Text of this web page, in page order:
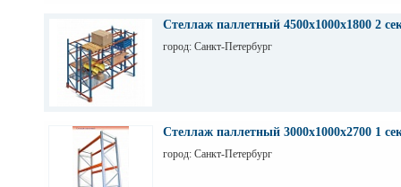
Стеллаж паллетный 4500х1000х1800 2
город: Санкт-Петербург
Стеллаж паллетный 3000х1000х2700 1
город: Санкт-Петербург